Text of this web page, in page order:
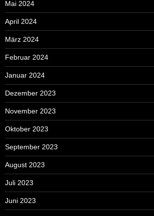
Mai 2024
April 2024
März 2024
Februar 2024
Januar 2024
Dezember 2023
November 2023
Oktober 2023
September 2023
August 2023
Juli 2023
Juni 2023